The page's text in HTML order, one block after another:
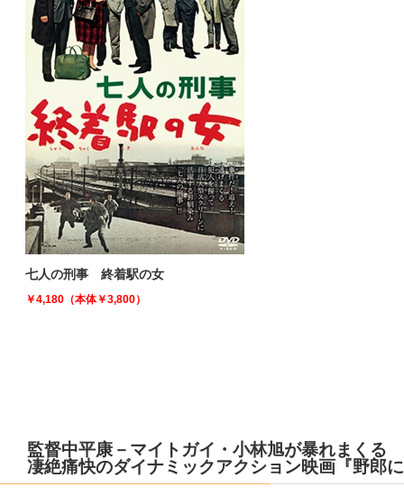
七人の刑事 終着駅の女
￥4,180（本体￥3,800）
監督中平康－マイトガイ・小林旭が暴れまくる
凄絶痛快のダイナミックアクション映画『野郎